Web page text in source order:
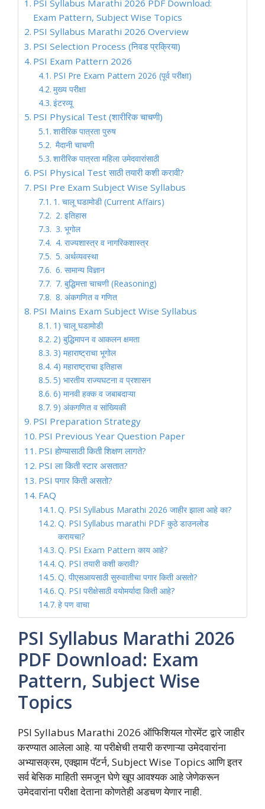
PSI Syllabus Marathi 2026 PDF Download:
Exam Pattern, Subject Wise Topics
PSI Syllabus Marathi 2026 Overview
PSI Selection Process (निवड प्रक्रिया)
PSI Exam Pattern 2026
PSI Pre Exam Pattern 2026 (पूर्व परीक्षा)
मुख्य परीक्षा
इंटरव्यू
PSI Physical Test (शारीरिक चाचणी)
शारीरिक पात्रता पुरुष
मैदानी चाचणी
शारीरिक पात्रता महिला उमेदवारांसाठी
PSI Physical Test साठी तयारी कशी करावी?
PSI Pre Exam Subject Wise Syllabus
1. चालू घडामोडी (Current Affairs)
2. इतिहास
3. भूगोल
4. राज्यशास्त्र व नागरिकशास्त्र
5. अर्थव्यवस्था
6. सामान्य विज्ञान
7. बुद्धिमत्ता चाचणी (Reasoning)
8. अंकगणित व गणित
PSI Mains Exam Subject Wise Syllabus
1) चालू घडामोडी
2) बुद्धिमापन व आकलन क्षमता
3) महाराष्ट्राचा भूगोल
4) महाराष्ट्राचा इतिहास
5) भारतीय राज्यघटना व प्रशासन
6) मानवी हक्क व जबाबदाऱ्या
9) अंकगणित व सांख्यिकी
PSI Preparation Strategy
PSI Previous Year Question Paper
PSI होण्यासाठी किती शिक्षण लागते?
PSI ला किती स्टार असतात?
PSI पगार किती असतो?
FAQ
Q. PSI Syllabus Marathi 2026 जाहीर झाला आहे का?
Q. PSI Syllabus marathi PDF कुठे डाउनलोड
करायचा?
Q. PSI Exam Pattern काय आहे?
Q. PSI तयारी कशी करावी?
Q. पीएसआयसाठी सुरुवातीचा पगार किती असतो?
Q. PSI परीक्षेसाठी वयोमर्यादा किती आहे?
हे पण वाचा
PSI Syllabus Marathi 2026
PDF Download: Exam
Pattern, Subject Wise
Topics
PSI Syllabus Marathi 2026 ऑफिशियल गोरमेंट द्वारे जाहीर
करण्यात आलेला आहे. या परीक्षेची तयारी करणाऱ्या उमेदवारांना
अभ्यासक्रम, एक्झाम पॅटर्न, Subject Wise Topics आणि इतर
सर्व बेसिक माहिती समजून घेणे खूप आवश्यक आहे जेणेकरून
उमेदवारांना परीक्षा देताना कोणतेही अडचण येणार नाही.